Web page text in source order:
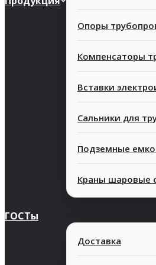
Опоры
Компенсаторы
Вставки
Сальники для
Подземные
Краны шаровые
ГОСТы
Доставка